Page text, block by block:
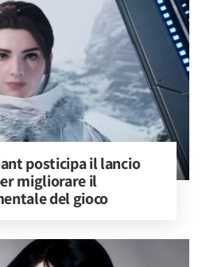
posticipa il lancio
migliorare il
del gioco